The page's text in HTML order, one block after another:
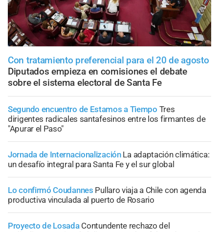
Con tratamiento preferencial para el 20 de agosto
Diputados empieza en comisiones el debate
sobre el sistema electoral de Santa Fe
Segundo encuentro de Estamos a Tiempo Tres
dirigentes radicales santafesinos entre los firmantes de
"Apurar el Paso"
Jornada de Internacionalización La adaptación climática:
un desafío integral para Santa Fe y el sur global
Lo confirmó Coudannes Pullaro viaja a Chile con agenda
productiva vinculada al puerto de Rosario
Proyecto de Losada Contundente rechazo del